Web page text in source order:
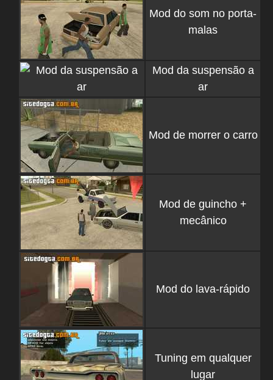
Mod do som no porta-
malas
Mod da suspensão a
ar
Mod de morrer o carro
Mod de guincho +
mecânico
Mod do lava-rápido
Tuning em qualquer
lugar